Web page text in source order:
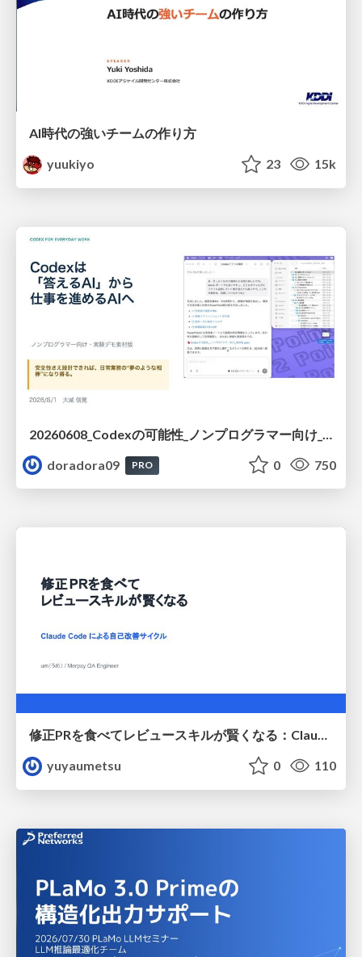
AI時代の強いチームの作り方
yuukiyo
23 15k
doradora09
PRO 0 750
修正PRを食べてレビュースキルが賢くなる：Claude Codeによる自己改善サイクル
yuyaumetsu
0 110